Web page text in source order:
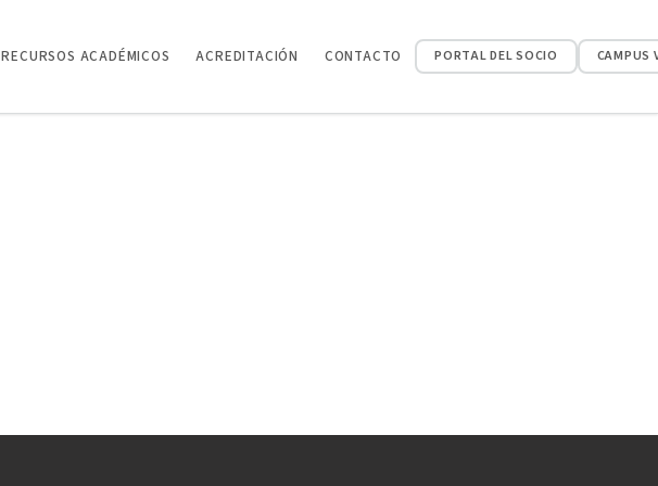
RECURSOS ACADÉMICOS ACREDITACIÓN CONTACTO PORTAL DEL SOCIO CAMPUS